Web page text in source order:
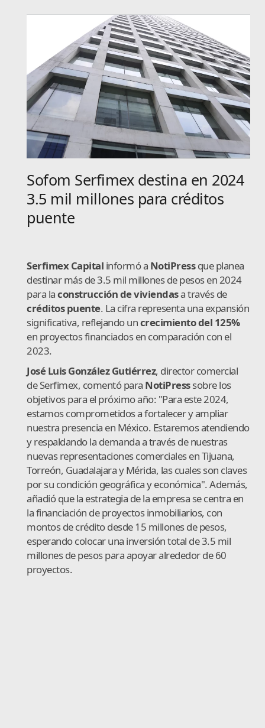
Sofom Serfimex destina en 2024
3.5 mil millones para créditos
puente
Serfimex Capital informó a NotiPressque planea
destinar más de 3.5 mil millones de pesos en 2024
para laconstrucción de viviendasa través de
créditos puente. La cifra representa una expansión
significativa, reflejando uncrecimiento del 125%
en proyectos financiados en comparación con el
2023.
José Luis González Gutiérrez, director comercial
de Serfimex, comentó para NotiPresssobre los
objetivos para el próximo año: "Para este 2024,
estamos comprometidos a fortalecer y ampliar
nuestra presencia en México. Estaremos atendiendo
y respaldando la demanda a través de nuestras
nuevas representaciones comerciales en Tijuana,
Torreón, Guadalajara y Mérida, las cuales son claves
por su condición geográfica y económica". Además,
añadió que la estrategia de la empresa se centra en
la financiación de proyectos inmobiliarios, con
montos de crédito desde 15 millones de pesos,
esperando colocar una inversión total de 3.5 mil
millones de pesos para apoyar alrededor de 60
proyectos.